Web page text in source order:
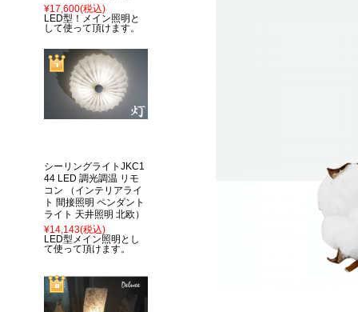
¥17,600(税込)
LED型！メイン照明と
して使って頂けます。
シーリングライトJKC1
44 LED 調光調温 リモ
コン （インテリアライ
ト 間接照明 ペンダント
ライト 天井照明 北欧）
¥14,143(税込)
LED型メイン照明とし
て使って頂けます。